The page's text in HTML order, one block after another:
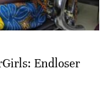
Endloser